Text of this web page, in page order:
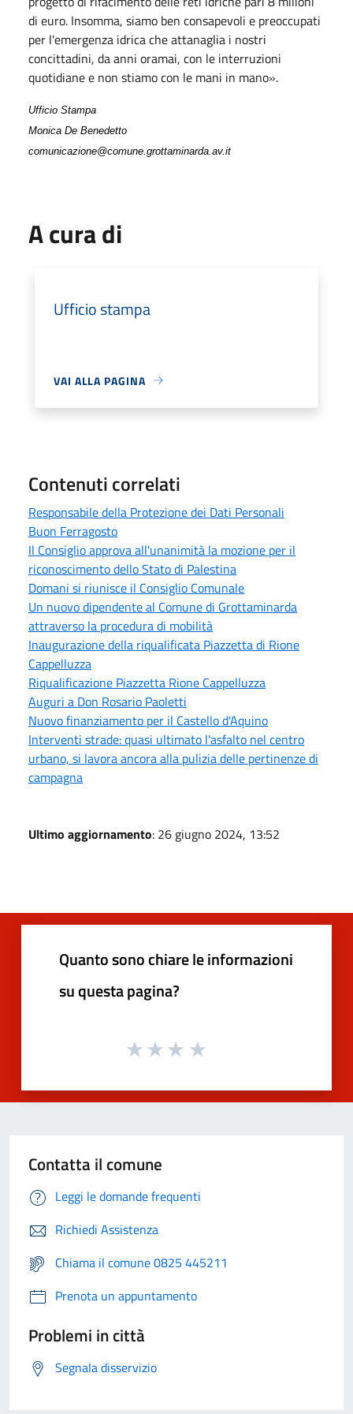
di euro. Insomma, siamo ben consapevoli e preoccupati
per l'emergenza idrica che attanaglia i nostri
concittadini, da anni oramai, con le interruzioni
quotidiane e non stiamo con le mani in mano».
Ufficio Stampa
Monica De Benedetto
comunicazione@comune.grottaminarda.av.it
A cura di
Ufficio stampa
VAI ALLA PAGINA
Contenuti correlati
Responsabile della Protezione dei Dati Personali
Buon Ferragosto
Il Consiglio approva all'unanimità la mozione per il
riconoscimento dello Stato di Palestina
Domani si riunisce il Consiglio Comunale
Un nuovo dipendente al Comune di Grottaminarda
attraverso la procedura di mobilità
Inaugurazione della riqualificata Piazzetta di Rione
Cappelluzza
Riqualificazione Piazzetta Rione Cappelluzza
Auguri a Don Rosario Paoletti
Nuovo finanziamento per il Castello d'Aquino
Interventi strade: quasi ultimato l'asfalto nel centro
urbano, si lavora ancora alla pulizia delle pertinenze di
campagna
Ultimo aggiornamento: 26 giugno 2024, 13:52
Quanto sono chiare le informazioni
su questa pagina?
Contatta il comune
Leggi le domande frequenti
Richiedi Assistenza
Chiama il comune 0825 445211
Prenota un appuntamento
Problemi in città
Segnala disservizio